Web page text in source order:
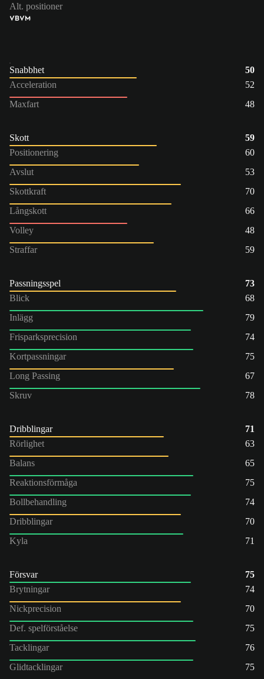
Alt. positioner
VBVM
Snabbhet
50
Acceleration
52
Maxfart
48
Skott
59
Positionering
60
Avslut
53
Skottkraft
70
Långskott
66
Volley
48
Straffar
59
Passningsspel
73
Blick
68
Inlägg
79
Frisparksprecision
74
Kortpassningar
75
Long Passing
67
Skruv
78
Dribblingar
71
Rörlighet
63
Balans
65
Reaktionsförmåga
75
Bollbehandling
74
Dribblingar
70
Kyla
71
Försvar
75
Brytningar
74
Nickprecision
70
Def. spelförståelse
75
Tacklingar
76
Glidtacklingar
75